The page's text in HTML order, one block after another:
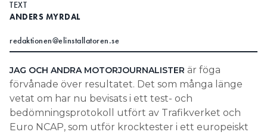
TEXT
ANDERS MYRDAL
redaktionen@elinstallatoren.se
JAG OCH ANDRA MOTORJOURNALISTER är föga
förvånade över resultatet. Det som många länge
vetat om har nu bevisats i ett test- och
bedömningsprotokoll utfört av Trafikverket och
Euro NCAP, som utför krocktester i ett europeiskt